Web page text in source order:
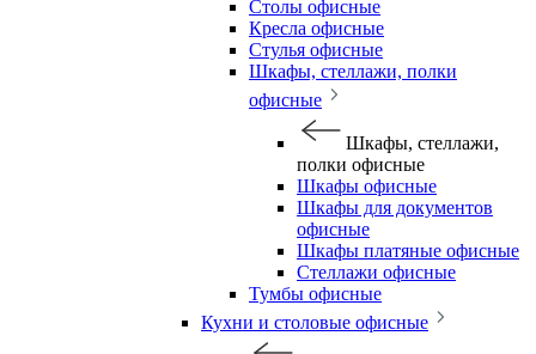
Столы офисные
Кресла офисные
Стулья офисные
Шкафы, стеллажи, полки
офисные
Шкафы, стеллажи,
полки офисные
Шкафы офисные
Шкафы для документов
офисные
Шкафы платяные офисные
Стеллажи офисные
Тумбы офисные
Кухни и столовые офисные